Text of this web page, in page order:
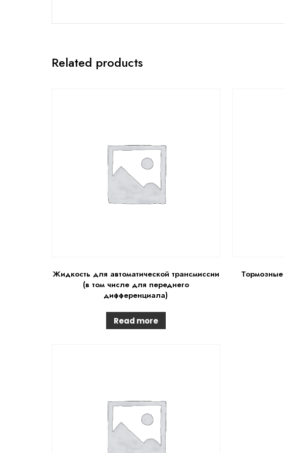
Related products
Жидкость для автоматической трансмиссии
(в том числе для переднего
дифференциала)
Read more